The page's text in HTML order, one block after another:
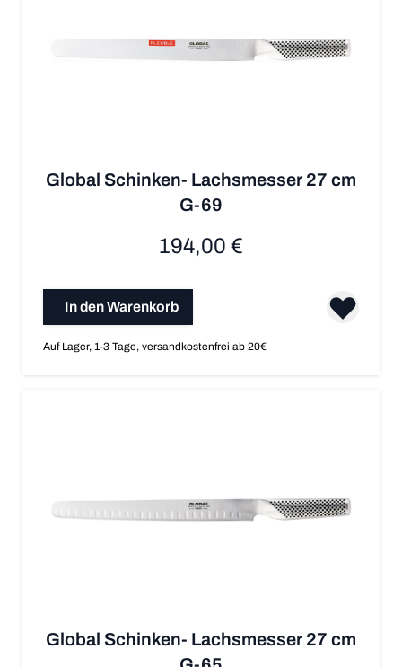
Global Schinken- Lachsmesser 27 cm
G-69
194,00 €
In den Warenkorb
Auf Lager, 1-3 Tage, versandkostenfrei ab 20€
Global Schinken- Lachsmesser 27 cm